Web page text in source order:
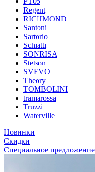
Regent
RICHMOND
Santoni
Sartorio
Schiatti
SONRISA
Stetson
SVEVO
Theory
TOMBOLINI
tramarossa
Truzzi
Waterville
Новинки
Скидки
Специальное предложение